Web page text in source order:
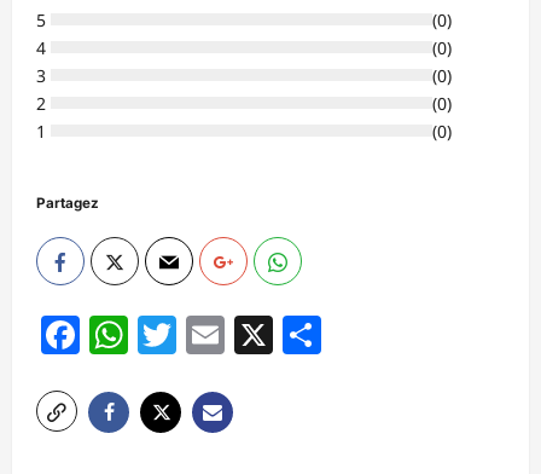
5
(0)
4
(0)
3
(0)
2
(0)
1
(0)
Partagez
Facebook
WhatsApp
Twitter
Email
X